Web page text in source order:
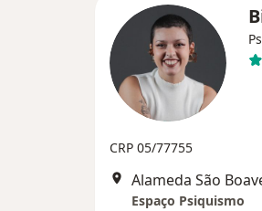
CRP 05/77755
Alameda São
Espaço Psiquismo